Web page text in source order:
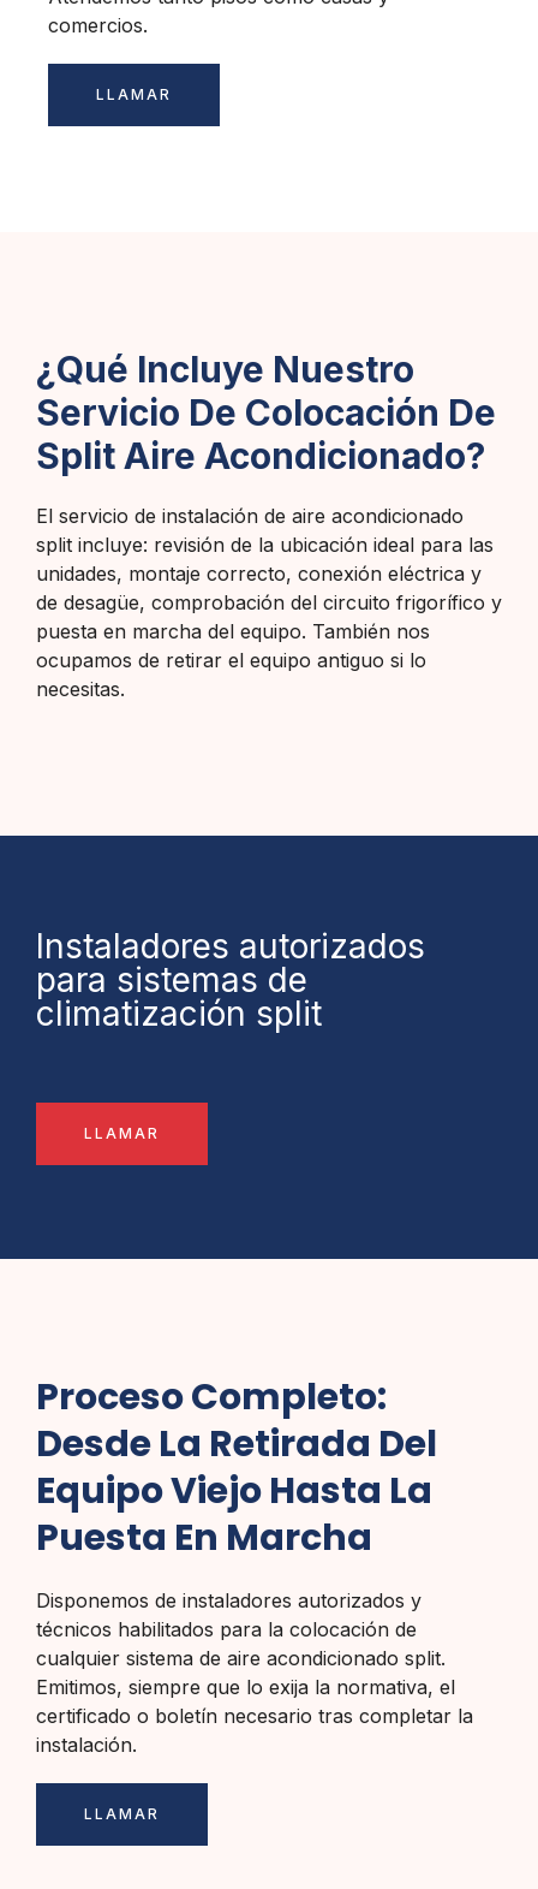
comercios.
LLAMAR
¿Qué Incluye Nuestro
Servicio De Colocación De
Split Aire Acondicionado?
El servicio de instalación de aire acondicionado
split incluye: revisión de la ubicación ideal para las
unidades, montaje correcto, conexión eléctrica y
de desagüe, comprobación del circuito frigorífico y
puesta en marcha del equipo. También nos
ocupamos de retirar el equipo antiguo si lo
necesitas.
Instaladores autorizados
para sistemas de
climatización split
LLAMAR
Proceso Completo:
Desde La Retirada Del
Equipo Viejo Hasta La
Puesta En Marcha
Disponemos de instaladores autorizados y
técnicos habilitados para la colocación de
cualquier sistema de aire acondicionado split.
Emitimos, siempre que lo exija la normativa, el
certificado o boletín necesario tras completar la
instalación.
LLAMAR